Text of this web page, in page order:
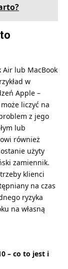
Air lub MacBook
w
Apple –
liczyć na
z jego
lub
również
użyty
zamiennik.
klienci
na czas
ryzyka
na własną
– co to jest i